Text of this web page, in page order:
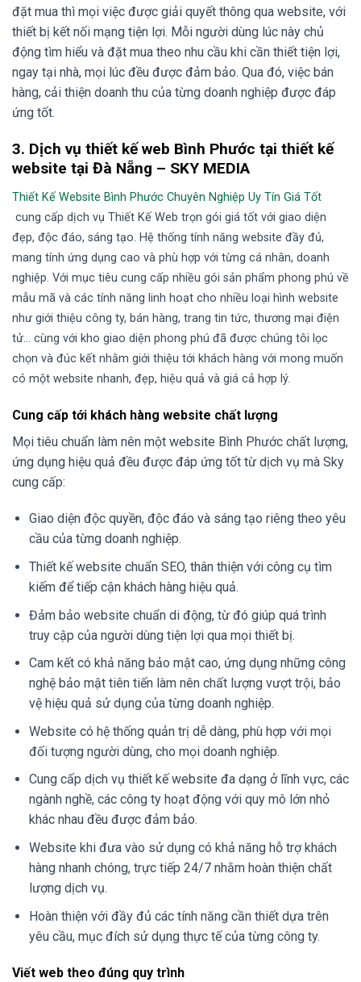
đặt mua thì mọi việc được giải quyết thông qua website, với
thiết bị kết nối mạng tiện lợi. Mỗi người dùng lúc này chủ
động tìm hiểu và đặt mua theo nhu cầu khi cần thiết tiện lợi,
ngay tại nhà, mọi lúc đều được đảm bảo. Qua đó, việc bán
hàng, cải thiện doanh thu của từng doanh nghiệp được đáp
ứng tốt.
3. Dịch vụ thiết kế web Bình Phước tại thiết kế
website tại Đà Nẵng – SKY MEDIA
Thiết Kế Website Bình Phước Chuyên Nghiệp Uy Tín Giá Tốt
cung cấp dịch vụ Thiết Kế Web trọn gói giá tốt với giao diện
đẹp, độc đáo, sáng tạo. Hệ thống tính năng website đầy đủ,
mang tính ứng dụng cao và phù hợp với từng cá nhân, doanh
nghiệp. Với mục tiêu cung cấp nhiều gói sản phẩm phong phú về
mẫu mã và các tính năng linh hoạt cho nhiều loại hình website
như giới thiệu công ty, bán hàng, trang tin tức, thương mại điện
tử… cùng với kho giao diện phong phú đã được chúng tôi lọc
chọn và đúc kết nhằm giới thiệu tới khách hàng với mong muốn
có một website nhanh, đẹp, hiệu quả và giá cả hợp lý.
Cung cấp tới khách hàng website chất lượng
Mọi tiêu chuẩn làm nên một website Bình Phước chất lượng,
ứng dụng hiệu quả đều được đáp ứng tốt từ dịch vụ mà Sky
cung cấp:
Giao diện độc quyền, độc đáo và sáng tạo riêng theo yêu
cầu của từng doanh nghiệp.
Thiết kế website chuẩn SEO, thân thiện với công cụ tìm
kiếm để tiếp cận khách hàng hiệu quả.
Đảm bảo website chuẩn di động, từ đó giúp quá trình
truy cập của người dùng tiện lợi qua mọi thiết bị.
Cam kết có khả năng bảo mật cao, ứng dụng những công
nghệ bảo mật tiên tiến làm nên chất lượng vượt trội, bảo
vệ hiệu quả sử dụng của từng doanh nghiệp.
Website có hệ thống quản trị dễ dàng, phù hợp với mọi
đối tượng người dùng, cho mọi doanh nghiệp.
Cung cấp dịch vụ thiết kế website đa dạng ở lĩnh vực, các
ngành nghề, các công ty hoạt động với quy mô lớn nhỏ
khác nhau đều được đảm bảo.
Website khi đưa vào sử dụng có khả năng hỗ trợ khách
hàng nhanh chóng, trực tiếp 24/7 nhằm hoàn thiện chất
lượng dịch vụ.
Hoàn thiện với đầy đủ các tính năng cần thiết dựa trên
yêu cầu, mục đích sử dụng thực tế của từng công ty.
Viết web theo đúng quy trình